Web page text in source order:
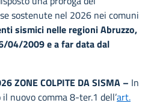
sostenute nel 2026 nei comuni
sismici nelle regioni Abruzzo,
04/2009 e a far data dal
ZONE COLPITE DA SISMA – In
nuovo comma 8-ter.1 dell’art.